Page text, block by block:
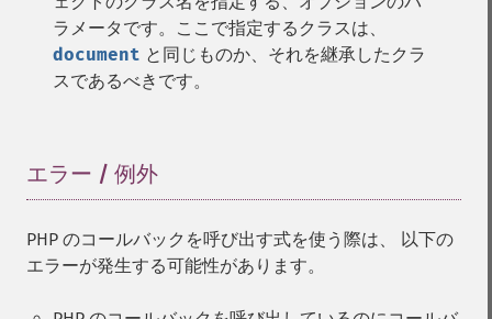
ラメータです。ここで指定するクラスは、
document と同じものか、それを継承したクラ
スであるべきです。
エラー / 例外
PHP のコールバックを呼び出す式を使う際は、 以下の
エラーが発生する可能性があります。